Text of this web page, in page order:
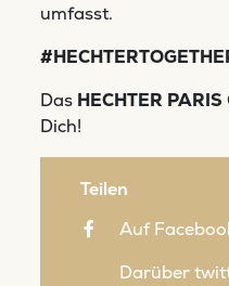
umfasst.
Das HECHTER PARIS
Dich!
Teilen
Auf
Darüber